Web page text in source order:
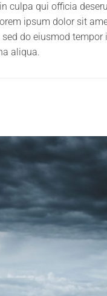
culpa qui officia
ipsum dolor sit
do eiusmod
aliqua.